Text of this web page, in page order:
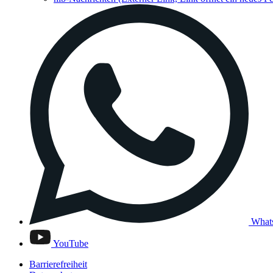
YouTube
Barrierefreiheit